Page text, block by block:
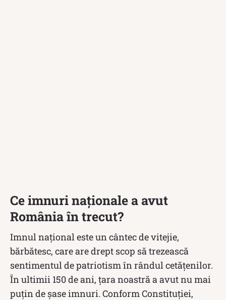
Ce imnuri naționale a avut
România în trecut?
Imnul național este un cântec de vitejie,
bărbătesc, care are drept scop să trezească
sentimentul de patriotism în rândul cetățenilor.
În ultimii 150 de ani, țara noastră a avut nu mai
puțin de șase imnuri. Conform Constituției,